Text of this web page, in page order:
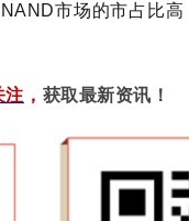
市场的市占比
注 ， 获取最新资讯！